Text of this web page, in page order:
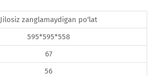
Jilosiz zanglamaydigan po‘lat
595*595*558
67
56